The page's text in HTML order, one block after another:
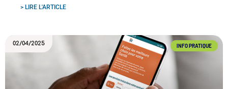
> LIRE L'ARTICLE
INFO PRATIQUE
02/04/2025